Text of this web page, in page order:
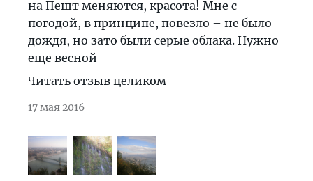
на Пешт меняются, красота! Мне с
погодой, в принципе, повезло – не было
дождя, но зато были серые облака. Нужно
еще весной
Читать отзыв целиком
17 мая 2016